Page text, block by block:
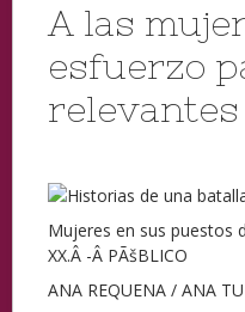
A las
esfuerzo
relevantes
Mujeres en sus puestos
XX.Â -Â PÃšBLICO
ANA REQUENA / ANA